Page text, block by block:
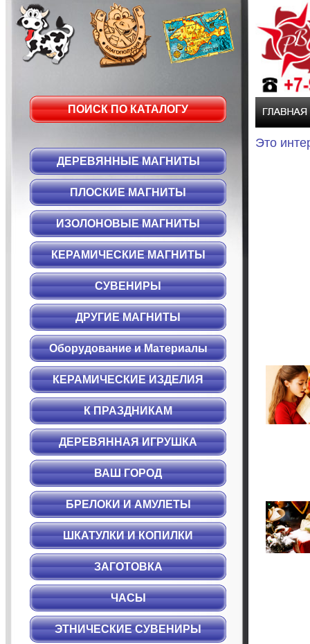
ПОИСК ПО КАТАЛОГУ
ДЕРЕВЯННЫЕ МАГНИТЫ
ПЛОСКИЕ МАГНИТЫ
ИЗОЛОНОВЫЕ МАГНИТЫ
КЕРАМИЧЕСКИЕ МАГНИТЫ
СУВЕНИРЫ
ДРУГИЕ МАГНИТЫ
Оборудование и Материалы
КЕРАМИЧЕСКИЕ ИЗДЕЛИЯ
К ПРАЗДНИКАМ
ДЕРЕВЯННАЯ ИГРУШКА
ВАШ ГОРОД
БРЕЛОКИ И АМУЛЕТЫ
ШКАТУЛКИ И КОПИЛКИ
ЗАГОТОВКА
ЧАСЫ
ЭТНИЧЕСКИЕ СУВЕНИРЫ
Это